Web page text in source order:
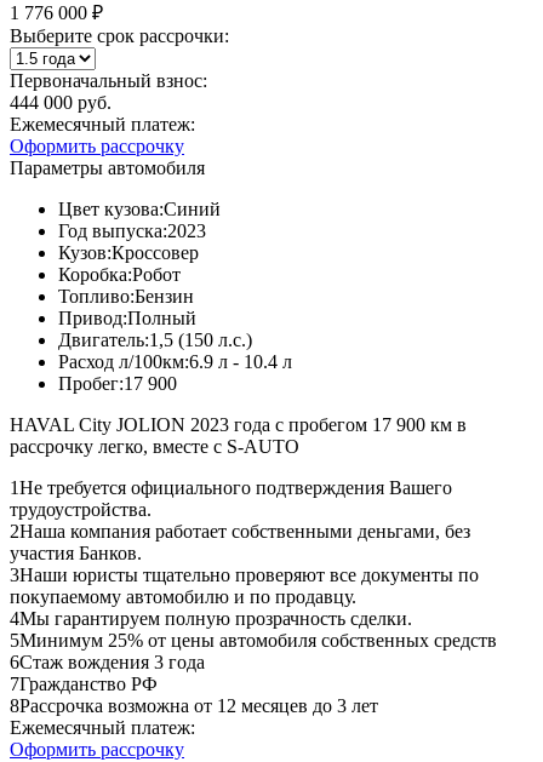
1 776 000 ₽
Выберите срок рассрочки:
Первоначальный взнос:
444 000 руб.
Ежемесячный платеж:
Оформить рассрочку
Параметры автомобиля
Цвет кузова:Синий
Год выпуска:2023
Кузов:Кроссовер
Коробка:Робот
Топливо:Бензин
Привод:Полный
Двигатель:1,5 (150 л.с.)
Расход л/100км:6.9 л - 10.4 л
Пробег:17 900
HAVAL City JOLION 2023 года с пробегом 17 900 км в
рассрочку легко, вместе с S-AUTO
1Не требуется официального подтверждения Вашего
трудоустройства.
2Наша компания работает собственными деньгами, без
участия Банков.
3Наши юристы тщательно проверяют все документы по
покупаемому автомобилю и по продавцу.
4Мы гарантируем полную прозрачность сделки.
5Минимум 25% от цены автомобиля собственных средств
6Стаж вождения 3 года
7Гражданство РФ
8Рассрочка возможна от 12 месяцев до 3 лет
Ежемесячный платеж:
Оформить рассрочку